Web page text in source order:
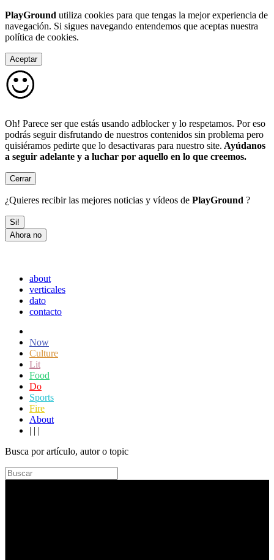
PlayGround utiliza cookies para que tengas la mejor experiencia de
navegación. Si sigues navegando entendemos que aceptas nuestra
política de cookies.
Aceptar
Oh! Parece ser que estás usando adblocker y lo respetamos. Por eso
podrás seguir disfrutando de nuestros contenidos sin problema pero
quisiéramos pedirte que lo desactivaras para nuestro site. Ayúdanos
a seguir adelante y a luchar por aquello en lo que creemos.
Cerrar
¿Quieres recibir las mejores noticias y vídeos de PlayGround ?
Si!
Ahora no
about
verticales
dato
contacto
Now
Culture
Lit
Food
Do
Sports
Fire
About
| | |
Busca por artículo, autor o topic